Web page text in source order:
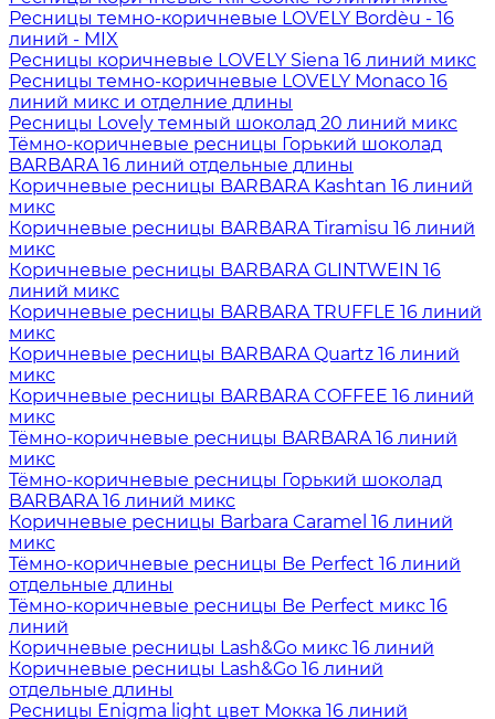
Ресницы темно-коричневые LOVELY Bordèu - 16
линий - MIX
Ресницы коричневые LOVELY Siena 16 линий микс
Ресницы темно-коричневые LOVELY Monaco 16
линий микс и отделние длины
Ресницы Lovely темный шоколад 20 линий микс
Тёмно-коричневые ресницы Горький шоколад
BARBARA 16 линий отдельные длины
Коричневые ресницы BARBARA Kashtan 16 линий
микс
Коричневые ресницы BARBARA Tiramisu 16 линий
микс
Коричневые ресницы BARBARA GLINTWEIN 16
линий микс
Коричневые ресницы BARBARA TRUFFLE 16 линий
микс
Коричневые ресницы BARBARA Quartz 16 линий
микс
Коричневые ресницы BARBARA COFFEE 16 линий
микс
Тёмно-коричневые ресницы BARBARA 16 линий
микс
Тёмно-коричневые ресницы Горький шоколад
BARBARA 16 линий микс
Коричневые ресницы Barbara Caramel 16 линий
микс
Тёмно-коричневые ресницы Be Perfect 16 линий
отдельные длины
Тёмно-коричневые ресницы Be Perfect микс 16
линий
Коричневые ресницы Lash&Go микс 16 линий
Коричневые ресницы Lash&Go 16 линий
отдельные длины
Ресницы Enigma light цвет Мокка 16 линий